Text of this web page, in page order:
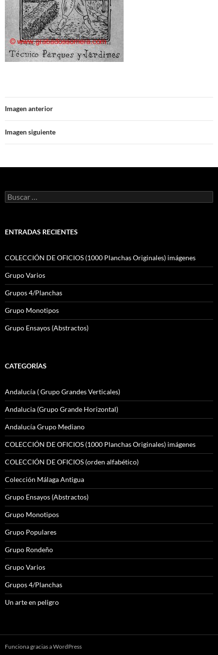
Imagen anterior
Imagen siguiente
Buscar:
ENTRADAS RECIENTES
COLECCIÓN DE OFICIOS (1000 Planchas Originales) imágenes
Grupo Varios
Grupos 4/Planchas
Grupo Monotipos
Grupo Ensayos (Abstractos)
CATEGORÍAS
Andalucía ( Grupo Grandes Verticales)
Andalucia (Grupo Grande Horizontal)
Andalucía Grupo Mediano
COLECCIÓN DE OFICIOS (1000 Planchas Originales) imágenes
COLECCIÓN DE OFICIOS (orden alfabético)
Colección Málaga Antigua
Grupo Ensayos (Abstractos)
Grupo Monotipos
Grupo Populares
Grupo Rondeño
Grupo Varios
Grupos 4/Planchas
Un arte en peligro
Funciona gracias a WordPress